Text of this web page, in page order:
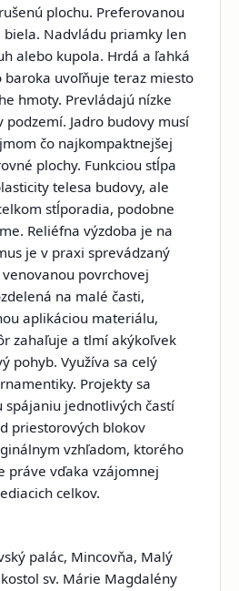
plochu. Preferovanou
Nadvládu priamky len
alebo kupola. Hrdá a ľahká
baroka uvoľňuje teraz miesto
hmoty. Prevládajú nízke
podzemí. Jadro budovy musí
čo najkompaktnejšej
plochy. Funkciou stĺpa
telesa budovy, ale
stĺporadia, podobne
Reliéfna výzdoba je na
je v praxi sprevádzaný
povrchovej
na malé časti,
aplikáciou materiálu,
zahaľuje a tlmí akýkoľvek
pohyb. Využíva sa celý
Projekty sa
jednotlivých častí
priestorových blokov
vzhľadom, ktorého
práve vďaka vzájomnej
celkov.
palác, Mincovňa, Malý
sv. Márie Magdalény